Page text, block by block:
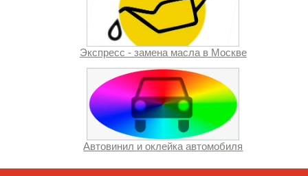
Экспресс - замена масла в Москве
Автовинил и оклейка автомобиля